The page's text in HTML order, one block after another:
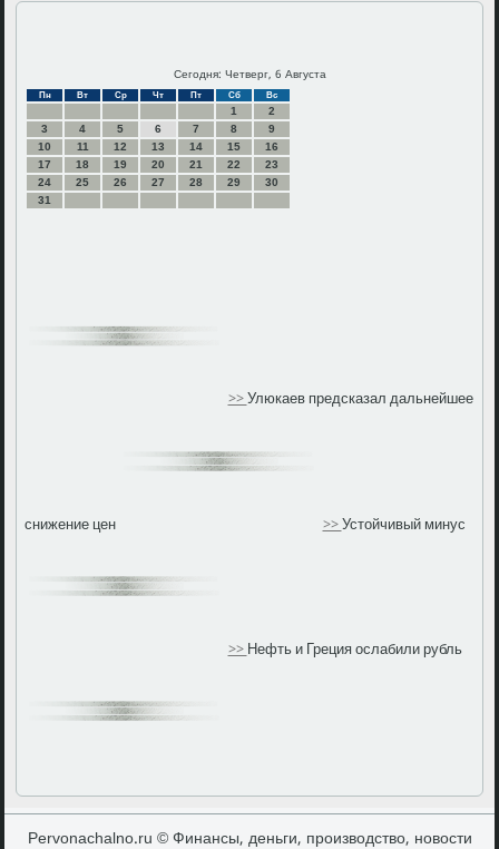
Сегодня: Четверг, 6 Августа
Пн Вт Ср Чт Пт Сб Вс
1
2
3
4 5 6 7 8
9
10
11 12 13 14 15
16
17
18 19 20 21 22
23
24
25 26 27 28 29
30
31
>>Улюкаев предсказал дальнейшее
снижение цен >>Устойчивый минус
>>Нефть и Греция ослабили рубль
Pervonachalno.ru © Финансы, деньги, производство, новости